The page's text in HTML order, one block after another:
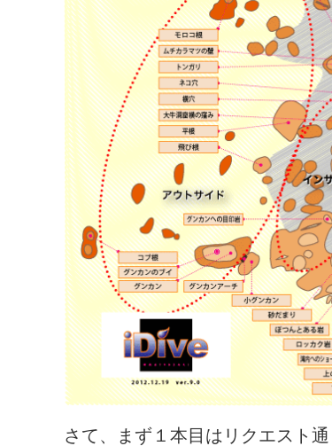
さて、まず１本目はリクエスト